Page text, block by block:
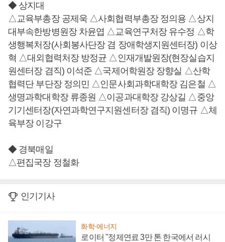
◆ 상지대
△교육부총장 공제욱 △사회협력부총장 정의용 △상지
대부속한방병원장 차윤엽 △교육연구처장 유수정 △학
생행복처장(사회봉사단장 겸 장애학생지원센터장) 이상
혁 △대외협력처장 방정균 △인재개발원장(현장실습지
원센터장 겸직) 이석준 △국제어학원장 장향실 △산학
협력단 부단장 정의민 △인문사회과학대학장 김은철 △
생명과학대학장 류종원 △이공과대학장 강상길 △중앙
기기센터장(자연과학연구지원센터장 겸직) 이명규 △체
육부장 이강구
◆ 경북매일
△편집국장 정철화
인기기사
화학·에너지
로이터 "정제연료 3만 톤 한국에서 러시